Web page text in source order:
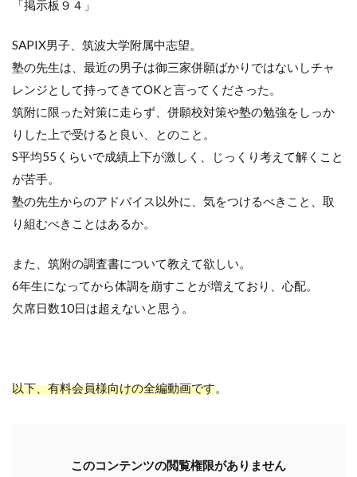
「掲示板９４」
SAPIX男子、筑波大学附属中志望。
塾の先生は、最近の男子は御三家併願ばかりではないしチャ
レンジとして持ってきてOKと言ってくださった。
筑附に限った対策に走らず、併願校対策や塾の勉強をしっか
りした上で受けると良い、とのこと。
S平均55 くらいで成績上下が激しく、じっくり考えて解くこと
が苦手。
塾の先生からのアドバイス以外に、気をつけるべきこと、取
り組むべきことはあるか。
また、筑附の調査書について教えて欲しい。
6年生になってから体調を崩すことが増えており、心配。
欠席日数10日は超えないと思う。
以下、有料会員様向けの全編動画です。